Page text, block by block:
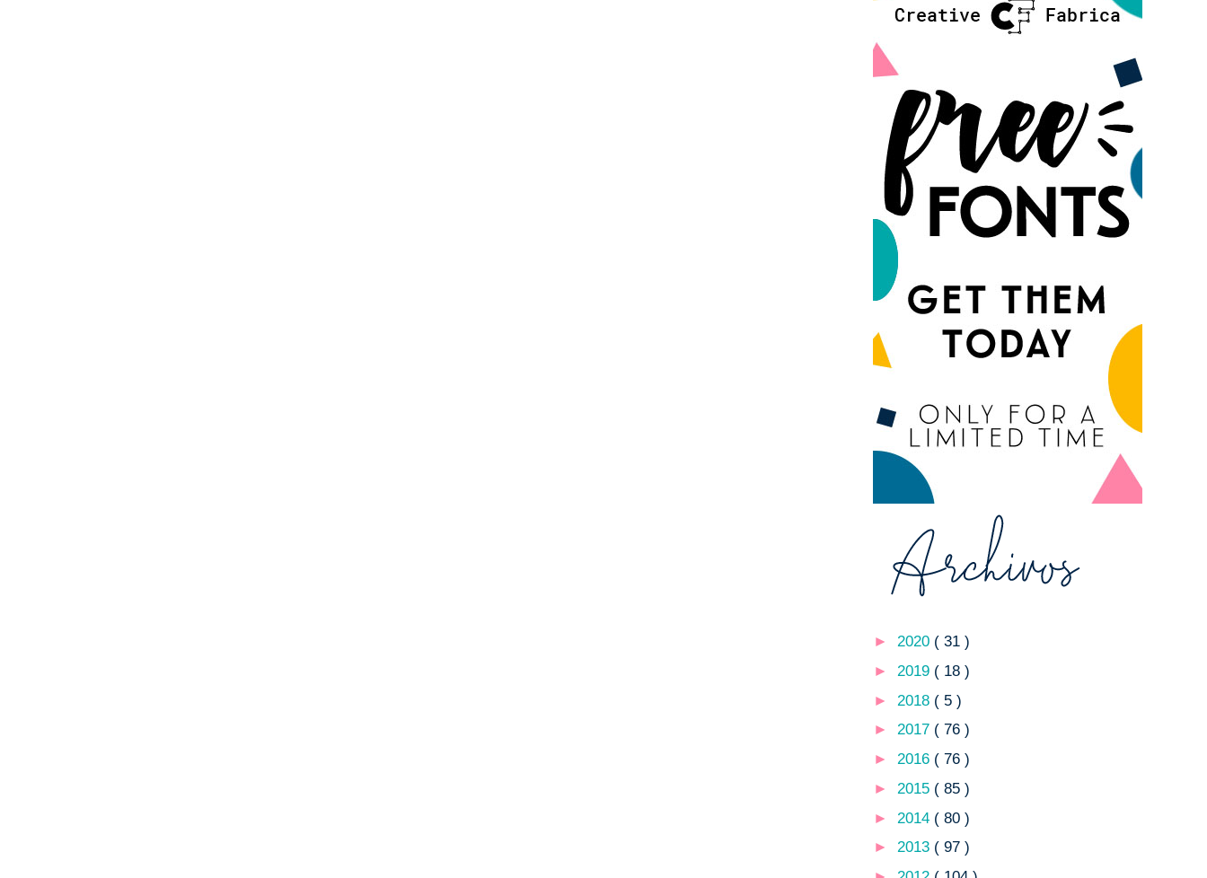
► 2020 ( 31 )
► 2019 ( 18 )
► 2018 ( 5 )
► 2017 ( 76 )
► 2016 ( 76 )
► 2015 ( 85 )
► 2014 ( 80 )
► 2013 ( 97 )